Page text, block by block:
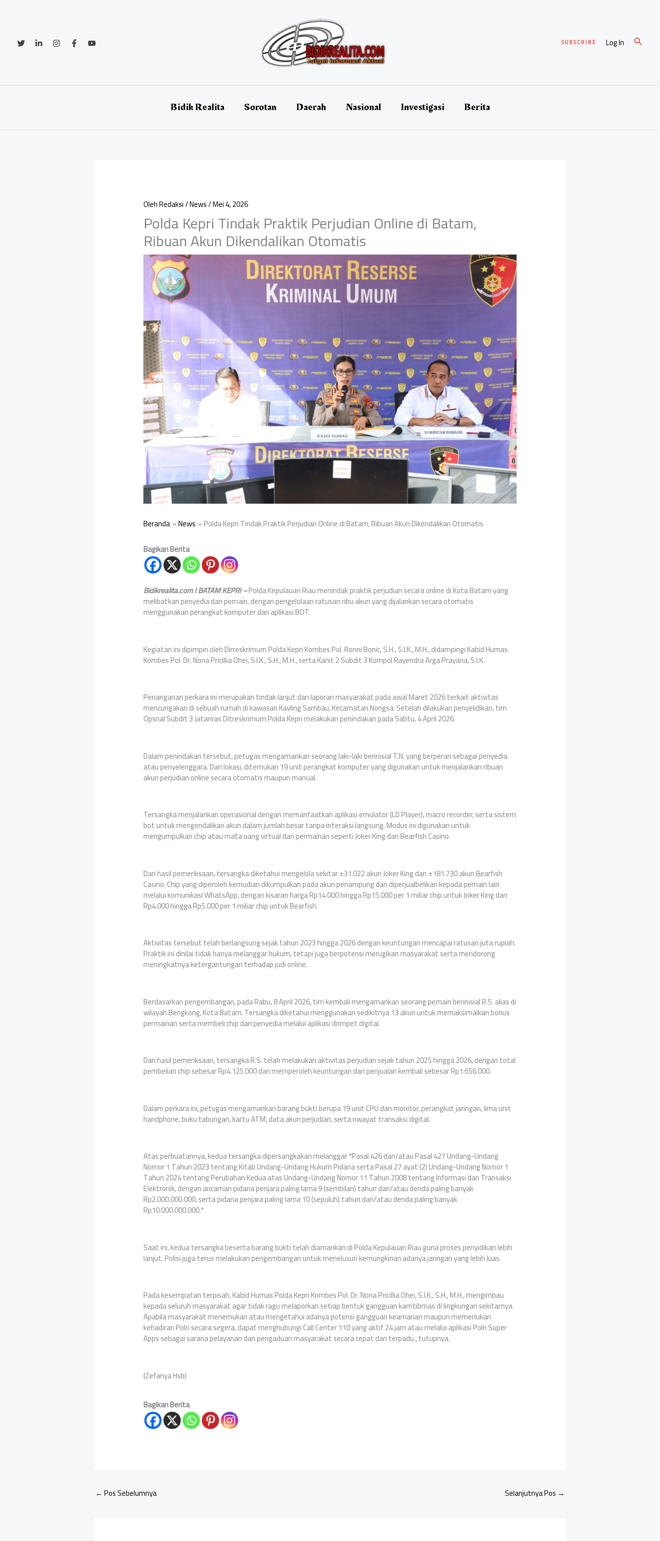
SUBSCRIBE Log In Cari
Bidik Realita Sorotan Daerah Nasional Investigasi Berita
OlehRedaksi/News/Mei 4, 2026
Polda Kepri Tindak Praktik Perjudian Online di Batam,
Ribuan Akun Dikendalikan Otomatis
Beranda News
Polda Kepri Tindak Praktik Perjudian Online di Batam, Ribuan Akun Dikendalikan Otomatis
Bagikan Berita
Bidikrealita.com I BATAM KEPRI –Polda Kepulauan Riau menindak praktik perjudian secara online di Kota Batam yang
melibatkan penyedia dan pemain, dengan pengelolaan ratusan ribu akun yang dijalankan secara otomatis
menggunakan perangkat komputer dan aplikasi BOT.
Kegiatan ini dipimpin oleh Dirreskrimum Polda Kepri Kombes Pol. Ronni Bonic, S.H., S.I.K., M.H., didampingi Kabid Humas
Kombes Pol. Dr. Nona Pricillia Ohei, S.I.K., S.H., M.H., serta Kanit 2 Subdit 3 Kompol Rayendra Arga Prayana, S.I.K.
Penanganan perkara ini merupakan tindak lanjut dari laporan masyarakat pada awal Maret 2026 terkait aktivitas
mencurigakan di sebuah rumah di kawasan Kavling Sambau, Kecamatan Nongsa. Setelah dilakukan penyelidikan, tim
Opsnal Subdit 3 Jatanras Ditreskrimum Polda Kepri melakukan penindakan pada Sabtu, 4 April 2026.
Dalam penindakan tersebut, petugas mengamankan seorang laki-laki berinisial T.N. yang berperan sebagai penyedia
atau penyelenggara. Dari lokasi, ditemukan 19 unit perangkat komputer yang digunakan untuk menjalankan ribuan
akun perjudian online secara otomatis maupun manual.
Tersangka menjalankan operasional dengan memanfaatkan aplikasi emulator (LD Player), macro recorder, serta sistem
bot untuk mengendalikan akun dalam jumlah besar tanpa interaksi langsung. Modus ini digunakan untuk
mengumpulkan chip atau mata uang virtual dari permainan seperti Joker King dan Bearfish Casino.
Dari hasil pemeriksaan, tersangka diketahui mengelola sekitar ±31.022 akun Joker King dan ±181.730 akun Bearfish
Casino. Chip yang diperoleh kemudian dikumpulkan pada akun penampung dan diperjualbelikan kepada pemain lain
melalui komunikasi WhatsApp, dengan kisaran harga Rp14.000 hingga Rp15.000 per 1 miliar chip untuk Joker King dan
Rp4.000 hingga Rp5.000 per 1 miliar chip untuk Bearfish.
Aktivitas tersebut telah berlangsung sejak tahun 2023 hingga 2026 dengan keuntungan mencapai ratusan juta rupiah.
Praktik ini dinilai tidak hanya melanggar hukum, tetapi juga berpotensi merugikan masyarakat serta mendorong
meningkatnya ketergantungan terhadap judi online.
Berdasarkan pengembangan, pada Rabu, 8 April 2026, tim kembali mengamankan seorang pemain berinisial R.S. alias di
wilayah Bengkong, Kota Batam. Tersangka diketahui menggunakan sedikitnya 13 akun untuk memaksimalkan bonus
permainan serta membeli chip dari penyedia melalui aplikasi dompet digital.
Dari hasil pemeriksaan, tersangka R.S. telah melakukan aktivitas perjudian sejak tahun 2025 hingga 2026, dengan total
pembelian chip sebesar Rp4.125.000 dan memperoleh keuntungan dari penjualan kembali sebesar Rp1.656.000.
Dalam perkara ini, petugas mengamankan barang bukti berupa 19 unit CPU dan monitor, perangkat jaringan, lima unit
handphone, buku tabungan, kartu ATM, data akun perjudian, serta riwayat transaksi digital.
Atas perbuatannya, kedua tersangka dipersangkakan melanggar *Pasal 426 dan/atau Pasal 427 Undang-Undang
Nomor 1 Tahun 2023 tentang Kitab Undang-Undang Hukum Pidana serta Pasal 27 ayat (2) Undang-Undang Nomor 1
Tahun 2024 tentang Perubahan Kedua atas Undang-Undang Nomor 11 Tahun 2008 tentang Informasi dan Transaksi
Elektronik, dengan ancaman pidana penjara paling lama 9 (sembilan) tahun dan/atau denda paling banyak
Rp2.000.000.000, serta pidana penjara paling lama 10 (sepuluh) tahun dan/atau denda paling banyak
Rp10.000.000.000.*
Saat ini, kedua tersangka beserta barang bukti telah diamankan di Polda Kepulauan Riau guna proses penyidikan lebih
lanjut. Polisi juga terus melakukan pengembangan untuk menelusuri kemungkinan adanya jaringan yang lebih luas.
Pada kesempatan terpisah, Kabid Humas Polda Kepri Kombes Pol. Dr. Nona Pricillia Ohei, S.I.K., S.H., M.H., mengimbau
kepada seluruh masyarakat agar tidak ragu melaporkan setiap bentuk gangguan kamtibmas di lingkungan sekitarnya.
Apabila masyarakat menemukan atau mengetahui adanya potensi gangguan keamanan maupun memerlukan
kehadiran Polri secara segera, dapat menghubungi Call Center 110 yang aktif 24 jam atau melalui aplikasi Polri Super
Apps sebagai sarana pelayanan dan pengaduan masyarakat secara cepat dan terpadu., tutupnya.
(Zefanya Hsb)
Bagikan Berita
← Pos Sebelumnya Selanjutnya Pos →